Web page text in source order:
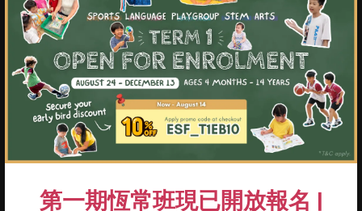
第一期恆常班現已開放報名 |